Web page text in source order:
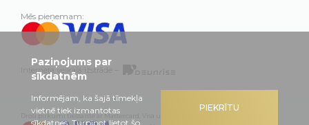
Mēs pieņemam:
Interneta veikala izstrāde –
Droši pirkumi tiešsaistē ar Mastercard, Visa un Swedbank
PIEKRĪTU
Paziņojums par
sīkdatnēm
Informējam, ka šajā tīmekļa
vietnē tiek izmantotas
sīkdatnes. Turpinot lietot šo